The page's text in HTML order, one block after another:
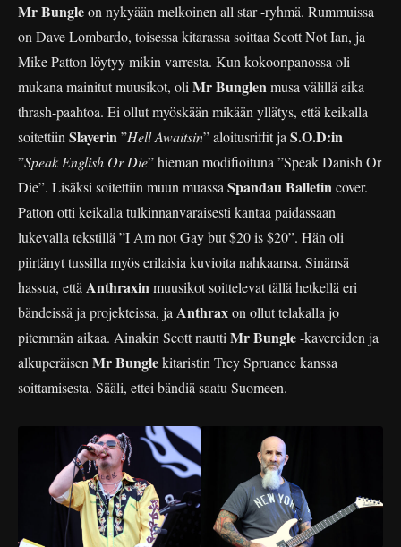
Mr Bungleon nykyään melkoinen all star -ryhmä. Rummuissa
on Dave Lombardo, toisessa kitarassa soittaa Scott Not Ian, ja
Mike Patton löytyy mikin varresta. Kun kokoonpanossa oli
mukana mainitut muusikot, oli Mr Bunglenmusa välillä aika
thrash-paahtoa. Ei ollut myöskään mikään yllätys, että keikalla
soitettiin Slayerin”Hell Awaitsin” aloitusriffit ja S.O.D:in
”Speak English Or Die” hieman modifioituna ”Speak Danish Or
Die”. Lisäksi soitettiin muun muassa Spandau Balletincover.
Patton otti keikalla tulkinnanvaraisesti kantaa paidassaan
lukevalla tekstillä ”I Am not Gay but $20 is $20”. Hän oli
piirtänyt tussilla myös erilaisia kuvioita nahkaansa. Sinänsä
hassua, että Anthraxinmuusikot soittelevat tällä hetkellä eri
bändeissä ja projekteissa, ja Anthraxon ollut telakalla jo
pitemmän aikaa. Ainakin Scott nautti Mr Bungle-kavereiden ja
alkuperäisen Mr Bunglekitaristin Trey Spruance kanssa
soittamisesta. Sääli, ettei bändiä saatu Suomeen.